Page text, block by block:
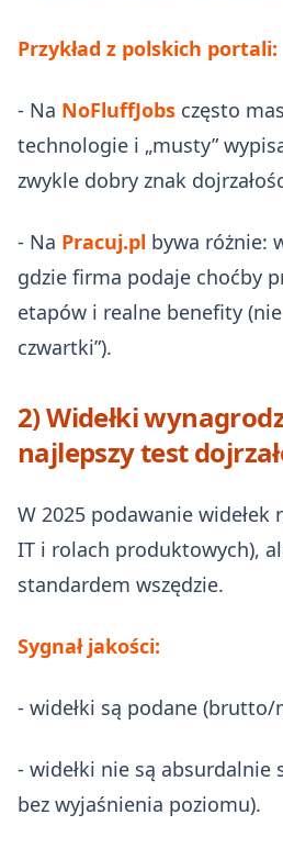
Przykład z polskich portali:
- Na NoFluffJobs często
technologie i „musty”
zwykle dobry znak
- Na Pracuj.pl bywa różnie:
gdzie firma podaje choćby
etapów i realne benefity
czwartki”).
2) Widełki
najlepszy test
W 2025 podawanie widełek
IT i rolach produktowych),
standardem wszędzie.
Sygnał jakości:
- widełki są podane (brutto/
- widełki nie są absurdalnie
bez wyjaśnienia poziomu).